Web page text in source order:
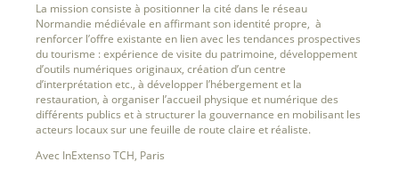
La mission consiste à positionner la cité dans le réseau
Normandie médiévale en affirmant son identité propre, à
renforcer l’offre existante en lien avec les tendances prospectives
du tourisme : expérience de visite du patrimoine, développement
d’outils numériques originaux, création d’un centre
d’interprétation etc., à développer l’hébergement et la
restauration, à organiser l’accueil physique et numérique des
différents publics et à structurer la gouvernance en mobilisant les
acteurs locaux sur une feuille de route claire et réaliste.
Avec InExtenso TCH, Paris